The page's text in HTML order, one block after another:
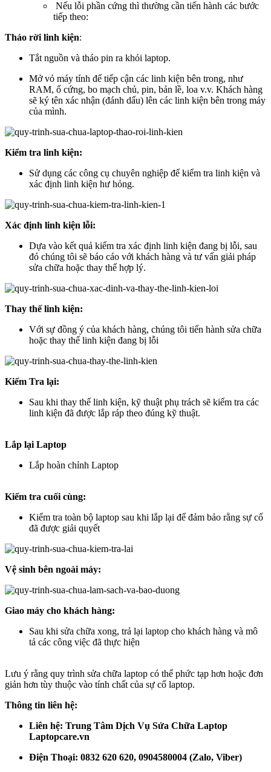
Nếu lỗi phần cứng thì thường cần tiến hành các bước
tiếp theo:
Tháo rời linh kiện:
Tắt nguồn và tháo pin ra khỏi laptop.
Mở vỏ máy tính để tiếp cận các linh kiện bên trong, như
RAM, ổ cứng, bo mạch chủ, pin, bản lề, loa v.v. Khách hàng
sẽ ký tên xác nhận (đánh dấu) lên các linh kiện bên trong máy
của mình.
Kiểm tra linh kiện:
Sử dụng các công cụ chuyên nghiệp để kiểm tra linh kiện và
xác định linh kiện hư hỏng.
Xác định linh kiện lỗi:
Dựa vào kết quả kiểm tra xác định linh kiện đang bị lỗi, sau
đó chúng tôi sẽ báo cáo với khách hàng và tư vấn giải pháp
sửa chữa hoặc thay thế hợp lý.
Thay thế linh kiện:
Với sự đồng ý của khách hàng, chúng tôi tiến hành sửa chữa
hoặc thay thế linh kiện đang bị lỗi
Kiểm Tra lại:
Sau khi thay thế linh kiện, kỹ thuật phụ trách sẽ kiểm tra các
linh kiện đã được lắp ráp theo đúng kỹ thuật.
Lắp lại Laptop
Lắp hoàn chỉnh Laptop
Kiểm tra cuối cùng:
Kiểm tra toàn bộ laptop sau khi lắp lại để đảm bảo rằng sự cố
đã được giải quyết
Vệ sinh bên ngoài máy:
Giao máy cho khách hàng:
Sau khi sửa chữa xong, trả lại laptop cho khách hàng và mô
tả các công việc đã thực hiện
Lưu ý rằng quy trình sửa chữa laptop có thể phức tạp hơn hoặc đơn
giản hơn tùy thuộc vào tính chất của sự cố laptop.
Thông tin liên hệ:
Liên hệ: Trung Tâm Dịch Vụ Sửa Chữa Laptop
Laptopcare.vn
Điện Thoại: 0832 620 620, 0904580004 (Zalo, Viber)